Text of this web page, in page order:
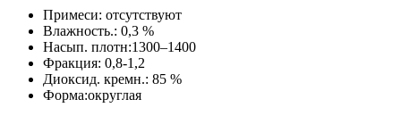
Примеси: отсутствуют
Влажность.: 0,3 %
Насып. плотн:1300–1400
Фракция: 0,8-1,2
Диоксид. кремн.: 85 %
Форма:округлая